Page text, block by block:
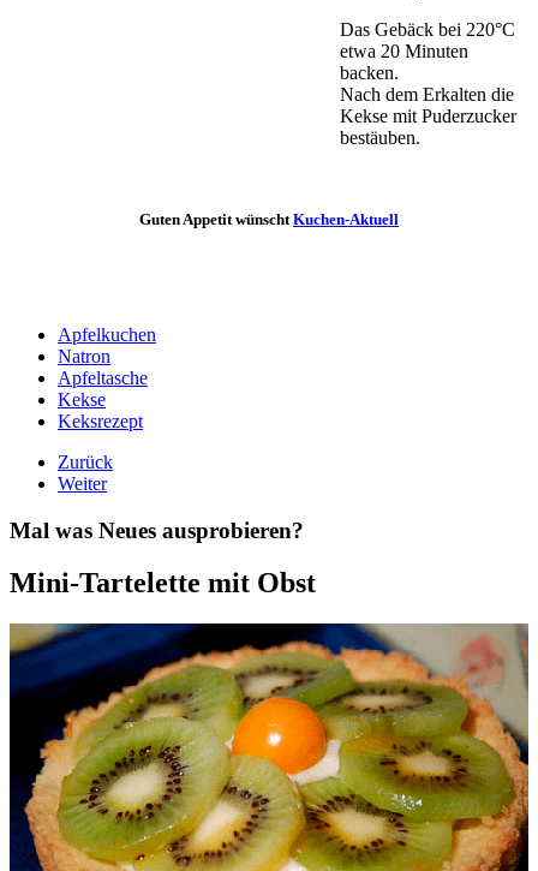
Das Gebäck bei 220°C
etwa 20 Minuten
backen.
Nach dem Erkalten die
Kekse mit Puderzucker
bestäuben.
Guten Appetit wünscht Kuchen-Aktuell
Apfelkuchen
Natron
Apfeltasche
Kekse
Keksrezept
Zurück
Weiter
Mal was Neues ausprobieren?
Mini-Tartelette mit Obst